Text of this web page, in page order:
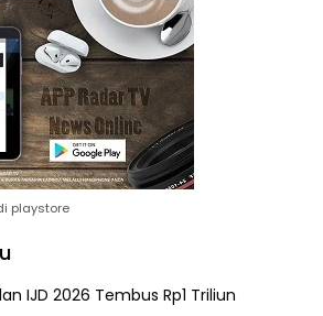
playstore
IJD 2026 Tembus Rp1 Triliun